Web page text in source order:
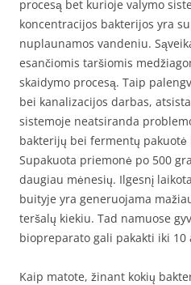
procesą bet kurioje valymo
koncentracijos bakterijos yra
nuplaunamos vandeniu.
esančiomis taršiomis
skaidymo procesą. Taip
bei kanalizacijos darbas,
sistemoje neatsiranda
bakterijų bei fermentų pakuotė
Supakuota priemonė po 500
daugiau mėnesių. Ilgesnį
buityje yra generuojama
teršalų kiekiu. Tad namuose
biopreparato gali pakakti iki 10
Kaip matote, žinant kokių